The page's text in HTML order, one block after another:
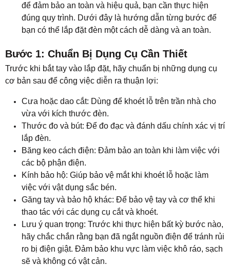
để đảm bảo an toàn và hiệu quả, bạn cần thực hiện
đúng quy trình. Dưới đây là hướng dẫn từng bước để
bạn có thể lắp đặt đèn một cách dễ dàng và an toàn.
Bước 1: Chuẩn Bị Dụng Cụ Cần Thiết
Trước khi bắt tay vào lắp đặt, hãy chuẩn bị những dụng cụ
cơ bản sau để công việc diễn ra thuận lợi:
Cưa hoặc dao cắt: Dùng để khoét lỗ trên trần nhà cho
vừa với kích thước đèn.
Thước đo và bút: Để đo đạc và đánh dấu chính xác vị trí
lắp đèn.
Băng keo cách điện: Đảm bảo an toàn khi làm việc với
các bộ phận điện.
Kính bảo hộ: Giúp bảo vệ mắt khi khoét lỗ hoặc làm
việc với vật dụng sắc bén.
Găng tay và bảo hộ khác: Để bảo vệ tay và cơ thể khi
thao tác với các dụng cụ cắt và khoét.
Lưu ý quan trọng: Trước khi thực hiện bất kỳ bước nào,
hãy chắc chắn rằng bạn đã ngắt nguồn điện để tránh rủi
ro bị điện giật. Đảm bảo khu vực làm việc khô ráo, sạch
sẽ và không có vật cản.